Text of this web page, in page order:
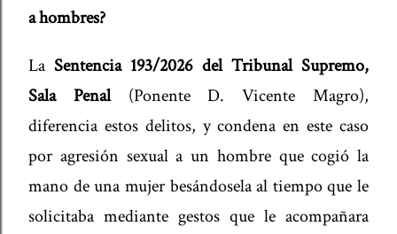
a hombres?
LaSentencia 193/2026 del Tribunal Supremo,
Sala Penal(Ponente D. Vicente Magro),
diferencia estos delitos, y condena en este caso
por agresión sexual a un hombre que cogió la
mano de una mujer besándosela al tiempo que le
solicitaba mediante gestos que le acompañara